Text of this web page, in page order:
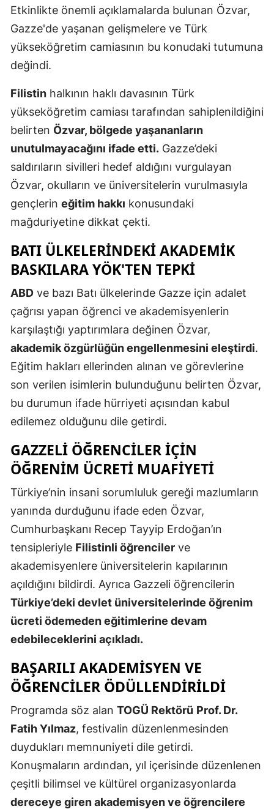
Giresun
Gümüşhane
Isparta
İstanbul
İzmir
Kastamonu
Kırklareli
Kocaeli
Konya
Mardin
Nevşehir
Niğde
Samsun
Sivas
Tekirdağ
Etkinlikte önemli açıklamalarda bulunan Özvar,
Gazze'de yaşanan gelişmelere ve Türk
yükseköğretim camiasının bu konudaki tutumuna
değindi.
Filistin halkının haklı davasının Türk
yükseköğretim camiası tarafından sahiplenildiğini
belirten Özvar, bölgede yaşananların
unutulmayacağını ifade etti. Gazze’deki
saldırıların sivilleri hedef aldığını vurgulayan
Özvar, okulların ve üniversitelerin vurulmasıyla
gençlerin eğitim hakkı konusundaki
mağduriyetine dikkat çekti.
BATI ÜLKELERINDEKI AKADEMIK
BASKILARA YÖK'TEN TEPKI
ABD ve bazı Batı ülkelerinde Gazze için adalet
çağrısı yapan öğrenci ve akademisyenlerin
karşılaştığı yaptırımlara değinen Özvar,
akademik özgürlüğün engellenmesini eleştirdi.
Eğitim hakları ellerinden alınan ve görevlerine
son verilen isimlerin bulunduğunu belirten Özvar,
bu durumun ifade hürriyeti açısından kabul
edilemez olduğunu dile getirdi.
GAZZELI ÖĞRENCILER IÇIN
ÖĞRENIM ÜCRETI MUAFIYETI
Türkiye’nin insani sorumluluk gereği mazlumların
yanında durduğunu ifade eden Özvar,
Cumhurbaşkanı Recep Tayyip Erdoğan’ın
tensipleriyle Filistinli öğrenciler ve
akademisyenlere üniversitelerin kapılarının
açıldığını bildirdi. Ayrıca Gazzeli öğrencilerin
Türkiye’deki devlet üniversitelerinde öğrenim
ücreti ödemeden eğitimlerine devam
edebileceklerini açıkladı.
BAŞARILI AKADEMISYEN VE
ÖĞRENCILER ÖDÜLLENDIRILDI
Programda söz alan TOGÜ Rektörü Prof. Dr.
Fatih Yılmaz, festivalin düzenlenmesinden
duydukları memnuniyeti dile getirdi.
Konuşmaların ardından, yıl içerisinde düzenlenen
çeşitli bilimsel ve kültürel organizasyonlarda
dereceye giren akademisyen ve öğrencilere